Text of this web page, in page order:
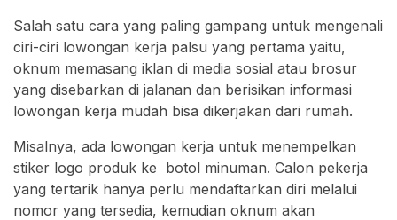
Salah satu cara yang paling gampang untuk mengenali
ciri-ciri lowongan kerja palsu yang pertama yaitu,
oknum memasang iklan di media sosial atau brosur
yang disebarkan di jalanan dan berisikan informasi
lowongan kerja mudah bisa dikerjakan dari rumah.
Misalnya, ada lowongan kerja untuk menempelkan
stiker logo produk ke botol minuman. Calon pekerja
yang tertarik hanya perlu mendaftarkan diri melalui
nomor yang tersedia, kemudian oknum akan